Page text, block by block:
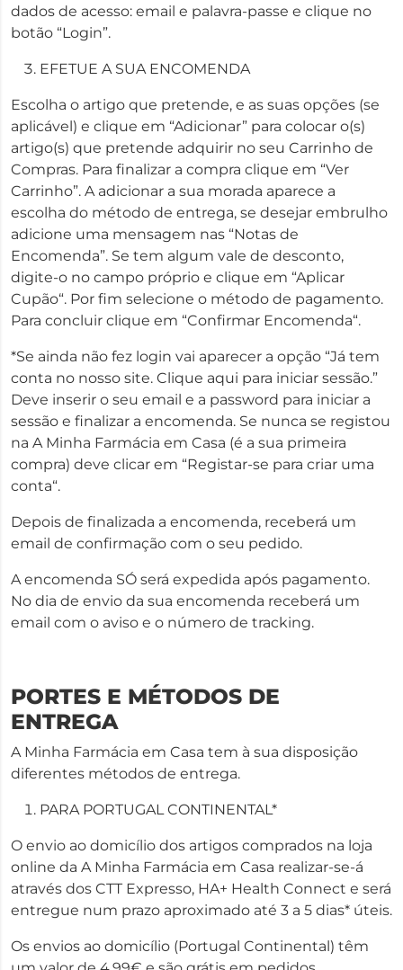
dados de acesso: email e palavra-passe e clique no
botão “Login”.
EFETUE A SUA ENCOMENDA
Escolha o artigo que pretende, e as suas opções (se
aplicável) e clique em “Adicionar” para colocar o(s)
artigo(s) que pretende adquirir no seu Carrinho de
Compras. Para finalizar a compra clique em “Ver
Carrinho”. A adicionar a sua morada aparece a
escolha do método de entrega, se desejar embrulho
adicione uma mensagem nas “Notas de
Encomenda”. Se tem algum vale de desconto,
digite-o no campo próprio e clique em “Aplicar
Cupão“. Por fim selecione o método de pagamento.
Para concluir clique em “Confirmar Encomenda“.
*Se ainda não fez login vai aparecer a opção “Já tem
conta no nosso site. Clique aqui para iniciar sessão.”
Deve inserir o seu email e a password para iniciar a
sessão e finalizar a encomenda. Se nunca se registou
na A Minha Farmácia em Casa (é a sua primeira
compra) deve clicar em “Registar-se para criar uma
conta“.
Depois de finalizada a encomenda, receberá um
email de confirmação com o seu pedido.
A encomenda SÓ será expedida após pagamento.
No dia de envio da sua encomenda receberá um
email com o aviso e o número de tracking.
PORTES E MÉTODOS DE
ENTREGA
A Minha Farmácia em Casa tem à sua disposição
diferentes métodos de entrega.
PARA PORTUGAL CONTINENTAL*
O envio ao domicílio dos artigos comprados na loja
online da A Minha Farmácia em Casa realizar-se-á
através dos CTT Expresso, HA+ Health Connect e será
entregue num prazo aproximado até 3 a 5 dias* úteis.
Os envios ao domicílio (Portugal Continental) têm